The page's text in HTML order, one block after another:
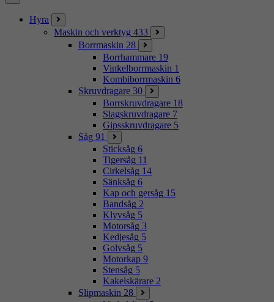
Stäng
Hyra
Maskin och verktyg 433
Borrmaskin 28
Borrhammare 19
Vinkelborrmaskin 1
Kombiborrmaskin 6
Skruvdragare 30
Borrskruvdragare 18
Slagskruvdragare 7
Gipsskruvdragare 5
Såg 91
Sticksåg 6
Tigersåg 11
Cirkelsåg 14
Sänksåg 6
Kap och gersåg 15
Bandsåg 2
Klyvsåg 5
Motorsåg 3
Kedjesåg 5
Golvsåg 5
Motorkap 9
Stensåg 5
Kakelskärare 2
Slipmaskin 28